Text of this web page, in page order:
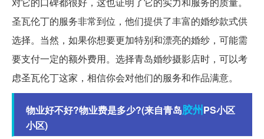
圣瓦伦丁的服务非常到位，他们提供了丰富的婚纱款式供
选择。当然，如果你想要更加特别和漂亮的婚纱，可能需
要支付一定的额外费用。选择青岛婚纱摄影店时，可以考
虑圣瓦伦丁这家，相信你会对他们的服务和作品满意。
物业好不好?物业费是多少?(来自青岛胶州PS小区
小区)